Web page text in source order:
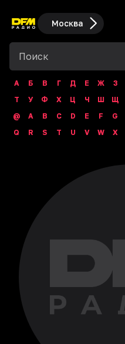
Москва
А Б В Г Д Е Ж З
Т
У Ф Х Ц Ч Ш Щ
@
A B C D E F G
Q
R S T U V W X